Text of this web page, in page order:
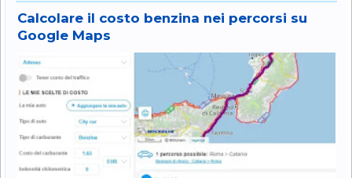
Calcolare il costo benzina nei percorsi su
Google Maps